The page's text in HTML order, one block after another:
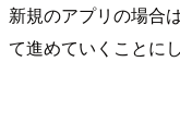
新規のアプリの場合は
て進めていくことに